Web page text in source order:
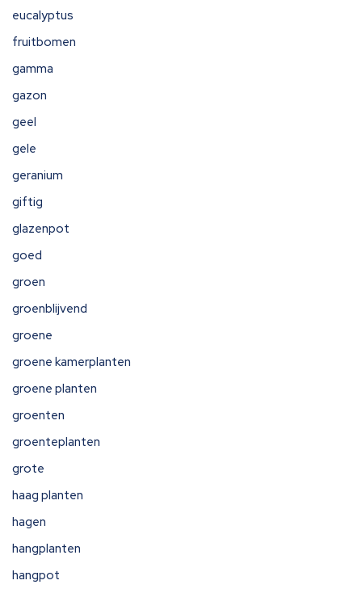
eucalyptus
fruitbomen
gamma
gazon
geel
gele
geranium
giftig
glazenpot
goed
groen
groenblijvend
groene
groene kamerplanten
groene planten
groenten
groenteplanten
grote
haag planten
hagen
hangplanten
hangpot